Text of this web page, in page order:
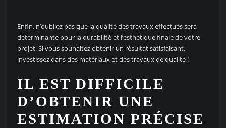
Enfin, n’oubliez pas que la qualité des travaux effectués sera
déterminante pour la durabilité et l’esthétique finale de votre
projet. Si vous souhaitez obtenir un résultat satisfaisant,
investissez dans des matériaux et des travaux de qualité !
IL EST DIFFICILE
D’OBTENIR UNE
ESTIMATION PRÉCISE